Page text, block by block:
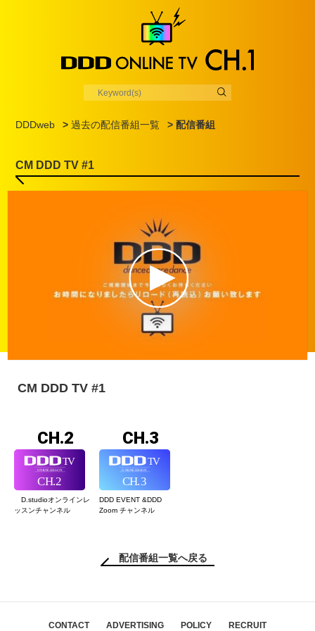
DDDweb >過去の配信番組一覧 > 配信番組
CM DDD TV #1
CM DDD TV #1
CH.2
D.studioオンラインレ
ッスンチャンネル
CH.3
DDD EVENT &DDD
Zoom チャンネル
配信番組一覧へ戻る
CONTACT ADVERTISING POLICY RECRUIT